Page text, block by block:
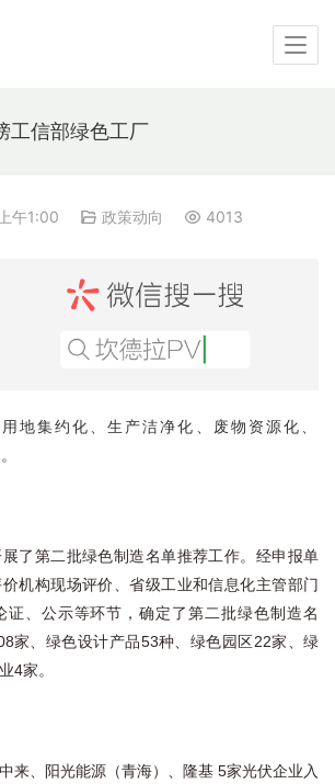
工信部绿色工厂
午1:00 政策动向 4013
地集约化、生产洁净化、废物资源化、
了第二批绿色制造名单推荐工作。经申报单
机构现场评价、省级工业和信息化主管部门
证、公示等环节，确定了第二批绿色制造名
家、绿色设计产品53种、绿色园区22家、绿
4家。
来、阳光能源（青海）、隆基 5家光伏企业入